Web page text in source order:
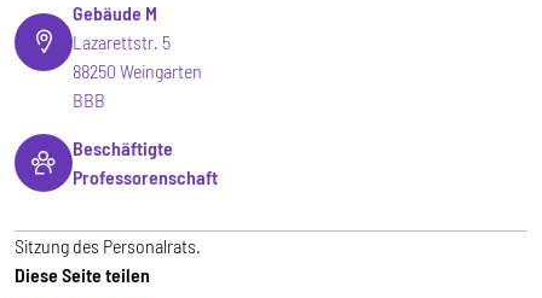
Gebäude M
Lazarettstr. 5
88250 Weingarten
BBB
Beschäftigte
Professorenschaft
Sitzung des Personalrats.
Diese Seite teilen